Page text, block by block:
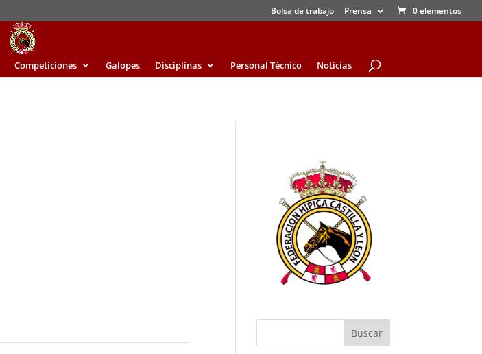
Bolsa de trabajo Prensa 0 elementos
Competiciones Galopes Disciplinas Personal Técnico Noticias